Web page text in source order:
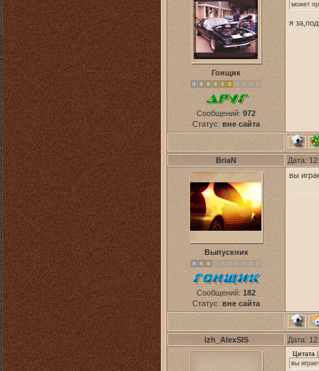
Гонщик
Сообщений: 972
Статус: вне сайта
может
я
BriaN Дата:
Выпускник
Сообщений: 182
Статус: вне сайта
вы
izh_AlexSIS Дата:
Цитата (
вы